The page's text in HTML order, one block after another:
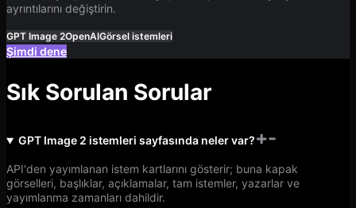
ayrıntılarını değiştirin.
GPT Image 2OpenAIGörsel istemleri
Şimdi dene
Sık Sorulan Sorular
GPT Image 2 istemleri sayfasında neler var?+-
API'den yayımlanan istem kartlarını gösterir; buna kapak
görselleri, başlıklar, açıklamalar, tam istemler, yazarlar ve
yayımlanma zamanları dahildir.